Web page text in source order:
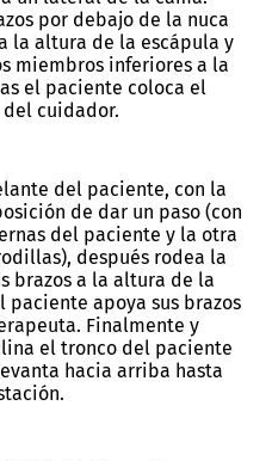
por debajo de la nuca
la altura de la escápula y
miembros inferiores a la
el paciente coloca el
cuidador.
del paciente, con la
de dar un paso (con
del paciente y la otra
después rodea la
brazos a la altura de la
apoya sus brazos
Finalmente y
el tronco del paciente
hacia arriba hasta